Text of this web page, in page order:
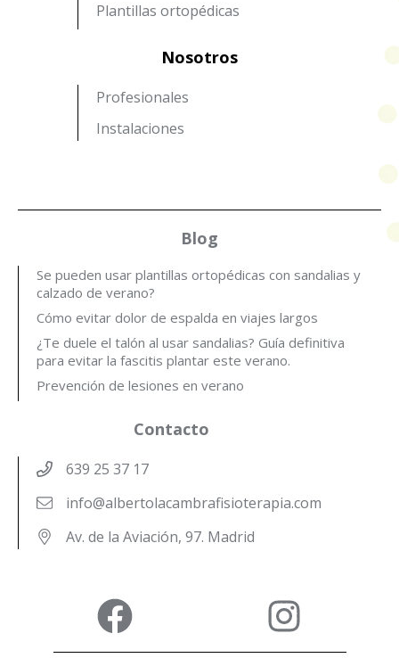
Plantillas ortopédicas
Nosotros
Profesionales
Instalaciones
Blog
Se pueden usar plantillas ortopédicas con sandalias y
calzado de verano?
Cómo evitar dolor de espalda en viajes largos
¿Te duele el talón al usar sandalias? Guía definitiva
para evitar la fascitis plantar este verano.
Prevención de lesiones en verano
Contacto
639 25 37 17
info@albertolacambrafisioterapia.com
Av. de la Aviación, 97. Madrid